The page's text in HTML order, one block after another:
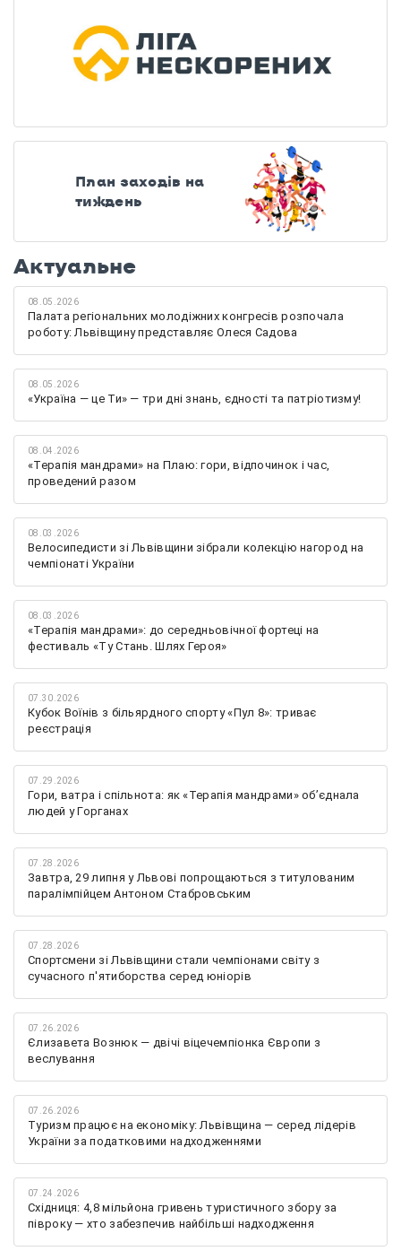
План заходів на
тиждень
Актуальне
08.05.2026
Палата регіональних молодіжних конгресів розпочала
роботу: Львівщину представляє Олеся Садова
08.05.2026
«Україна — це Ти» — три дні знань, єдності та патріотизму!
08.04.2026
«Терапія мандрами» на Плаю: гори, відпочинок і час,
проведений разом
08.03.2026
Велосипедисти зі Львівщини зібрали колекцію нагород на
чемпіонаті України
08.03.2026
«Терапія мандрами»: до середньовічної фортеці на
фестиваль «Ту Стань. Шлях Героя»
07.30.2026
Кубок Воїнів з більярдного спорту «Пул 8»: триває
реєстрація
07.29.2026
Гори, ватра і спільнота: як «Терапія мандрами» об’єднала
людей у Горганах
07.28.2026
Завтра, 29 липня у Львові попрощаються з титулованим
паралімпійцем Антоном Стабровським
07.28.2026
Спортсмени зі Львівщини стали чемпіонами світу з
сучасного п'ятиборства серед юніорів
07.26.2026
Єлизавета Вознюк — двічі віцечемпіонка Європи з
веслування
07.26.2026
Туризм працює на економіку: Львівщина — серед лідерів
України за податковими надходженнями
07.24.2026
Східниця: 4,8 мільйона гривень туристичного збору за
півроку — хто забезпечив найбільші надходження